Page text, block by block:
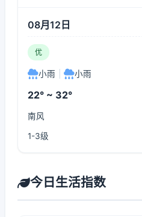
08月12日
优
小雨 小雨
22° ~ 32°
南风
1-3级
今日生活指数